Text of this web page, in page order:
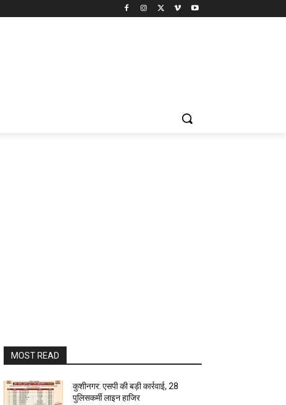
MOST READ
कुशीनगर: एसपी की बड़ी कार्रवाई, 28
पुलिसकर्मी लाइन हाजिर